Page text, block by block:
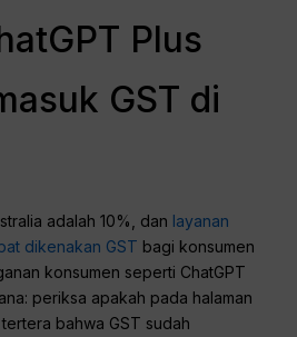
Plus
GST di
adalah 10%, dan layanan
dikenakan GST bagi konsumen
konsumen seperti ChatGPT
periksa apakah pada halaman
bahwa GST sudah